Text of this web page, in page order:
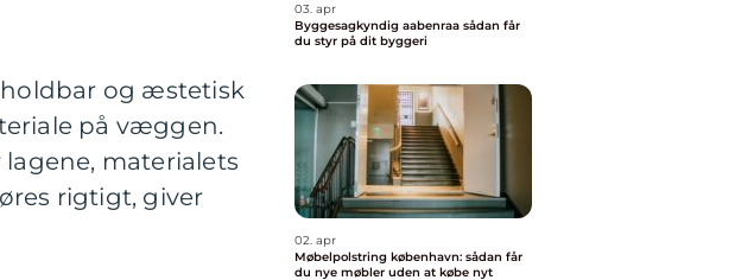
og æstetisk
på væggen.
materialets
rigtigt, giver
03. apr
Byggesagkyndig aabenraa sådan får
du styr på dit byggeri
02. apr
Møbelpolstring københavn: sådan får
du nye møbler uden at købe nyt